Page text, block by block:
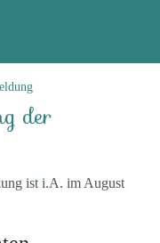
der
ist i.A. im August